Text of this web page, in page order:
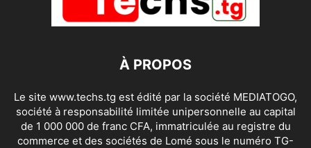
À PROPOS
Le site www.techs.tg est édité par la société MEDIATOGO,
société à responsabilité limitée unipersonnelle au capital
de 1 000 000 de franc CFA, immatriculée au registre du
commerce et des sociétés de Lomé sous le numéro TG-